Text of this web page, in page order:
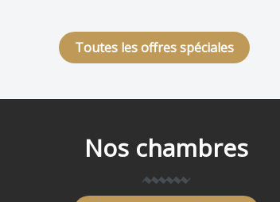
Toutes les offres spéciales
Nos chambres